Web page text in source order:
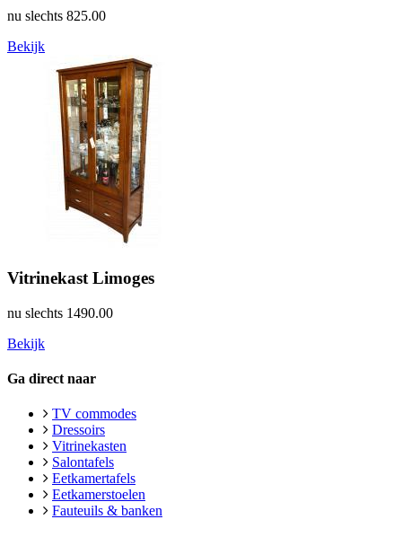
nu slechts 825.00
Bekijk
Vitrinekast Limoges
nu slechts 1490.00
Bekijk
Ga direct naar
TV commodes
Dressoirs
Vitrinekasten
Salontafels
Eetkamertafels
Eetkamerstoelen
Fauteuils & banken